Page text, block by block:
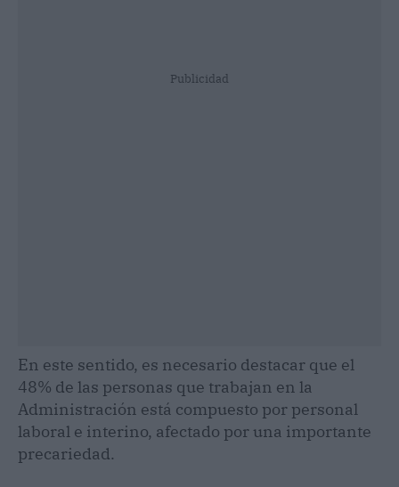
Publicidad
En este sentido, es necesario destacar que el
48% de las personas que trabajan en la
Administración está compuesto por personal
laboral e interino, afectado por una importante
precariedad.